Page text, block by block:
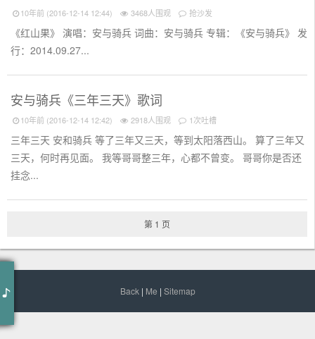
10年前 (2016-12-14 12:44) 3468人围观 抢沙发
《红山果》 演唱：安与骑兵 词曲：安与骑兵 专辑：《安与骑兵》 发
行：2014.09.27...
安与骑兵《三年三天》歌词
10年前 (2016-12-14 12:42) 2918人围观 1次吐槽
三年三天 安和骑兵 等了三年又三天，等到太阳落西山。 算了三年又
三天，何时再见面。 我等哥哥整三年，心都不曾变。 哥哥你是否还
挂念...
第 1 页
Back| Me | Sitemap
June
纯音乐，请欣赏